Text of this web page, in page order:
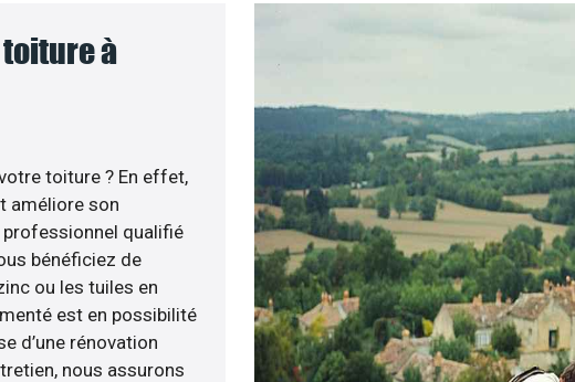
à
toiture ? En effet,
améliore son
professionnel qualifié
bénéficiez de
ou les tuiles en
est en possibilité
d’une rénovation
nous assurons